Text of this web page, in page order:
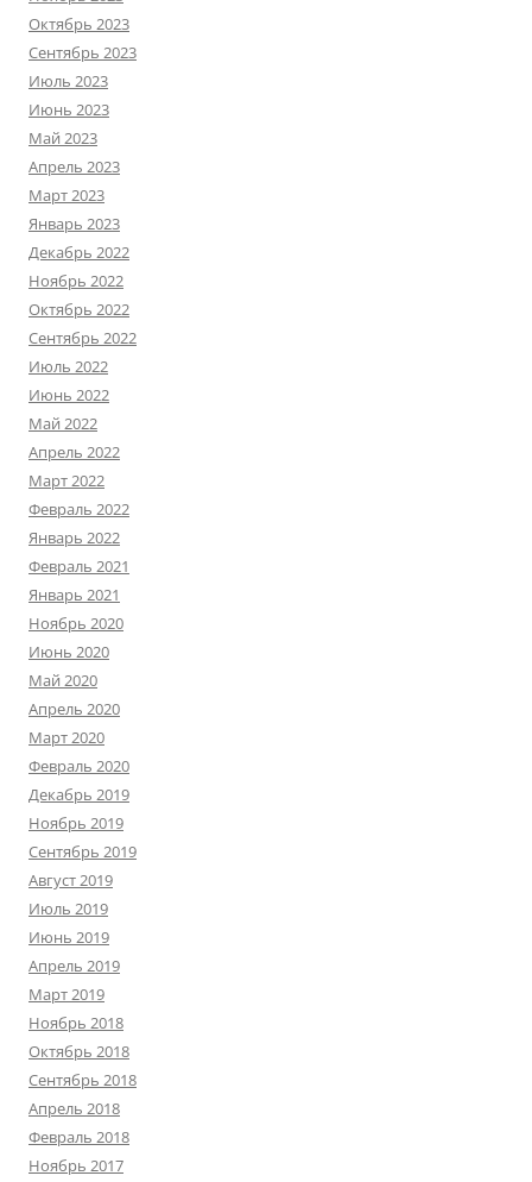
Октябрь 2023
Сентябрь 2023
Июль 2023
Июнь 2023
Май 2023
Апрель 2023
Март 2023
Январь 2023
Декабрь 2022
Ноябрь 2022
Октябрь 2022
Сентябрь 2022
Июль 2022
Июнь 2022
Май 2022
Апрель 2022
Март 2022
Февраль 2022
Январь 2022
Февраль 2021
Январь 2021
Ноябрь 2020
Июнь 2020
Май 2020
Апрель 2020
Март 2020
Февраль 2020
Декабрь 2019
Ноябрь 2019
Сентябрь 2019
Август 2019
Июль 2019
Июнь 2019
Апрель 2019
Март 2019
Ноябрь 2018
Октябрь 2018
Сентябрь 2018
Апрель 2018
Февраль 2018
Ноябрь 2017